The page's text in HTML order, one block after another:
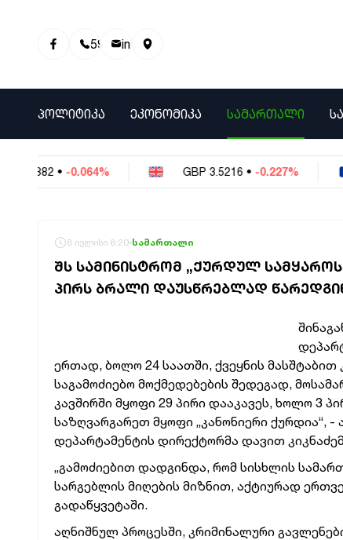
595 01 81 00info@info9.ge
ᲞᲝᲚᲘᲢᲘᲙᲐ ᲔᲙᲝᲜᲝᲛᲘᲙᲐ ᲡᲐᲛᲐᲠᲗᲐᲚᲘ
-0.064% GBP 3.5216 • -0.227% EUR
8 ივლისი 8:20 სამართალი
ᲨᲡ ᲡᲐᲛᲘᲜᲘᲡᲢᲠᲝᲛ „ᲥᲣᲠᲓᲣᲚ
ᲞᲘᲠᲡ ᲑᲠᲐᲚᲘ ᲓᲐᲣᲡᲬᲠᲔᲑᲚᲐᲓ
ერთად, ბოლო 24 საათში, ქვეყნის
საგამოძიებო მოქმედებების შედეგად,
კავშირში მყოფი 29 პირი დააკავეს, ხოლო 3
საზღვარგარეთ მყოფი „კანონიერი ქურდია“,
დეპარტამენტის დირექტორმა დავით
„გამოძიებით დადგინდა, რომ სისხლის
სარგებლის მიღების მიზნით, აქტიურად
გადაწყვეტაში.
აღნიშნულ პროცესში, კრიმინალური